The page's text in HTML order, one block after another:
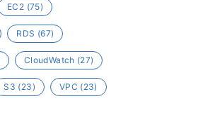
EC2 (75)
RDS (67)
CloudWatch (27)
S3 (23) VPC (23)